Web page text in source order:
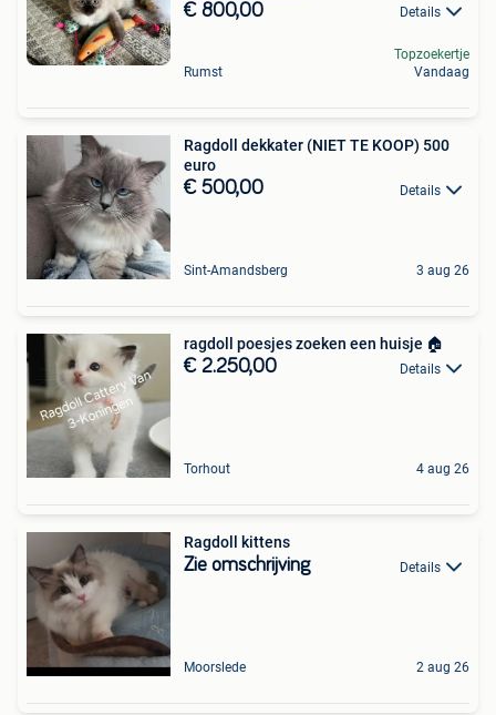
€ 800,00 Details
Rumst
Topzoekertje
Vandaag
Ragdoll dekkater (NIET TE KOOP) 500
euro
€ 500,00 Details
Sint-Amandsberg 3 aug 26
ragdoll poesjes zoeken een huisje 🏠
€ 2.250,00 Details
Torhout 4 aug 26
Ragdoll kittens
Zie omschrijving Details
Moorslede 2 aug 26